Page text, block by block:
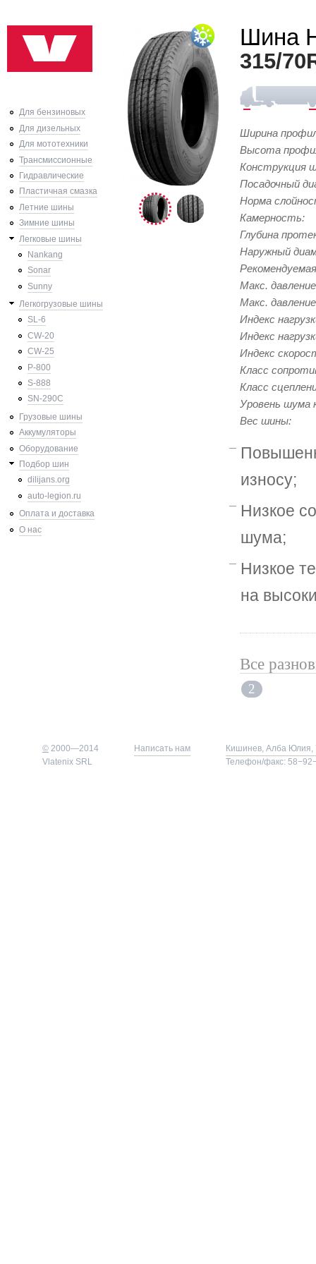
Для бензиновых
Для дизельных
Для мототехники
Трансмиссионные
Гидравлические
Пластичная смазка
Летние шины
Зимние шины
Легковые шины
Nankang
Sonar
Sunny
Легкогрузовые шины
SL-6
CW-20
CW-25
P-800
S-888
SN-290C
Грузовые шины
Аккумуляторы
Оборудование
Подбор шин
dilijans.org
auto-legion.ru
Оплата и доставка
О нас
Шина
315/
Ширина
Высота
Конструкция
Посадочный
Норма
Камерность:
Глубина
Наружный
Макс.
Макс.
Индекс
Индекс
Индекс
Класс
Класс
Уровень шума
Вес шины:
износу;
Низкое
шума;
Низкое
на
Все
2
© 2000—2014
Vlatenix SRL
Написать нам
Кишинев, Алба Юлия,
Телефон/факс: